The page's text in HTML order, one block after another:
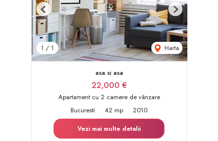
1 / 1 Harta
Previous Next
asa si asa
22,000 €
Apartament cu 2 camere de vânzare
Bucuresti
42 mp
2010
Vezi mai multe detalii